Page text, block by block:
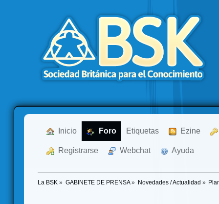
Inicio Foro Etiquetas Ezine
Registrarse Webchat Ayuda
La BSK » GABINETE DE PRENSA» Novedades / Actualidad »